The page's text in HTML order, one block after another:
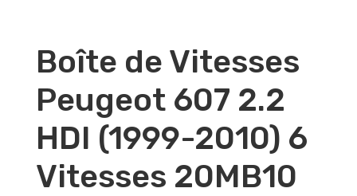
Boîte de Vitesses
Peugeot 607 2.2
HDI (1999-2010) 6
Vitesses 20MB10